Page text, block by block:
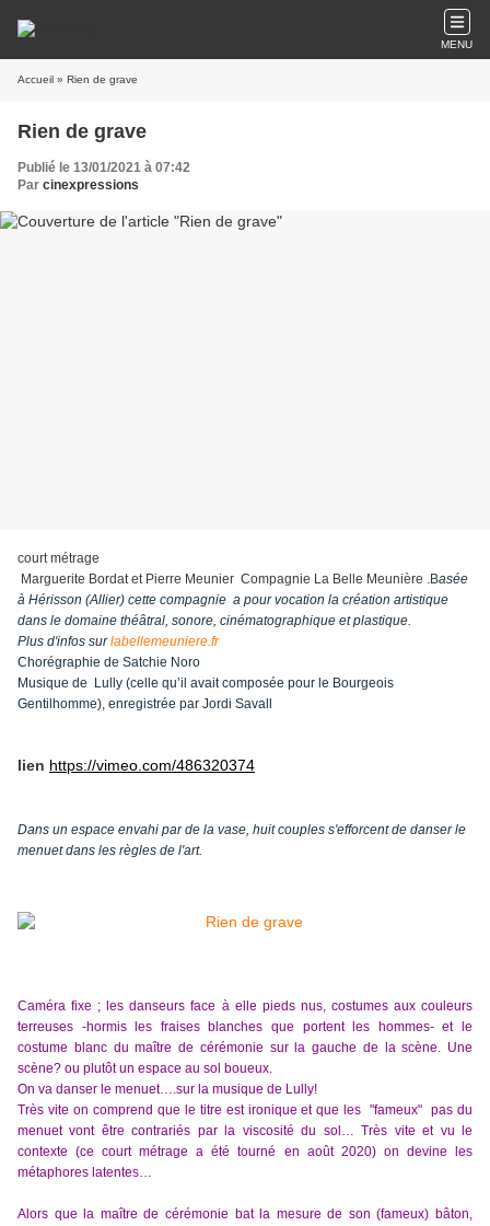
MENU
Accueil » Rien de grave
Rien de grave
Publié le 13/01/2021 à 07:42
Par cinexpressions
court métrage
Marguerite Bordat et Pierre Meunier Compagnie La Belle Meunière .Basée
à Hérisson (Allier) cette compagnie a pour vocation la création artistique
dans le domaine théâtral, sonore, cinématographique et plastique.
Plus d'infos surlabellemeuniere.fr
Chorégraphie de Satchie Noro
Musique de Lully (celle qu’il avait composée pour le Bourgeois
Gentilhomme), enregistrée par Jordi Savall
lien https://vimeo.com/486320374
Dans un espace envahi par de la vase, huit couples s'efforcent de danser le
menuet dans les règles de l'art.
Caméra fixe ; les danseurs face à elle pieds nus, costumes aux couleurs
terreuses -hormis les fraises blanches que portent les hommes- et le
costume blanc du maître de cérémonie sur la gauche de la scène. Une
scène? ou plutôt un espace au sol boueux.
On va danser le menuet….sur la musique de Lully!
Très vite on comprend que le titre est ironique et que les "fameux" pas du
menuet vont être contrariés par la viscosité du sol… Très vite et vu le
contexte (ce court métrage a été tourné en août 2020) on devine les
métaphores latentes…
Alors que la maître de cérémonie bat la mesure de son (fameux) bâton,